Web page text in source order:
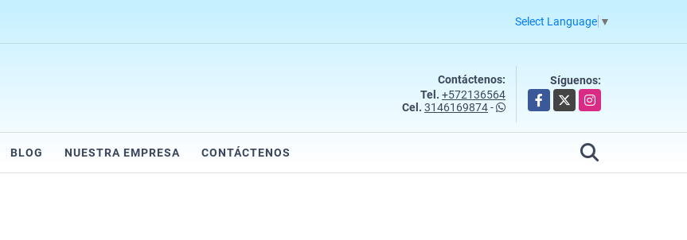
Select Language ▼
Contáctenos:
Tel. +572136564
Cel. 3146169874-
Síguenos:
Facebook
X Instagram
BLOG NUESTRA EMPRESA CONTÁCTENOS